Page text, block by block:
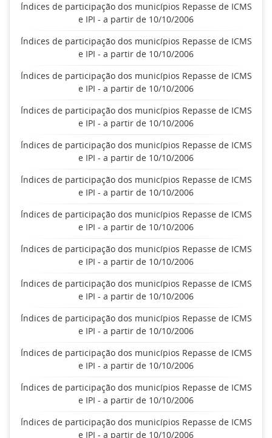
Índices de participação dos municípios Repasse de ICMS
e IPI - a partir de 10/10/2006
Índices de participação dos municípios Repasse de ICMS
e IPI - a partir de 10/10/2006
Índices de participação dos municípios Repasse de ICMS
e IPI - a partir de 10/10/2006
Índices de participação dos municípios Repasse de ICMS
e IPI - a partir de 10/10/2006
Índices de participação dos municípios Repasse de ICMS
e IPI - a partir de 10/10/2006
Índices de participação dos municípios Repasse de ICMS
e IPI - a partir de 10/10/2006
Índices de participação dos municípios Repasse de ICMS
e IPI - a partir de 10/10/2006
Índices de participação dos municípios Repasse de ICMS
e IPI - a partir de 10/10/2006
Índices de participação dos municípios Repasse de ICMS
e IPI - a partir de 10/10/2006
Índices de participação dos municípios Repasse de ICMS
e IPI - a partir de 10/10/2006
Índices de participação dos municípios Repasse de ICMS
e IPI - a partir de 10/10/2006
Índices de participação dos municípios Repasse de ICMS
e IPI - a partir de 10/10/2006
Índices de participação dos municípios Repasse de ICMS
e IPI - a partir de 10/10/2006